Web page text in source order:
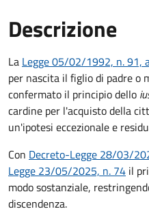
Descrizione
La Legge 05/02/1992, n. 91,
per nascita il figlio di padre o
confermato il principio dello
cardine per l'acquisto della
un'ipotesi eccezionale e
Con Decreto-Legge 28/03/
Legge 23/05/2025, n. 74 il
modo sostanziale,
discendenza.